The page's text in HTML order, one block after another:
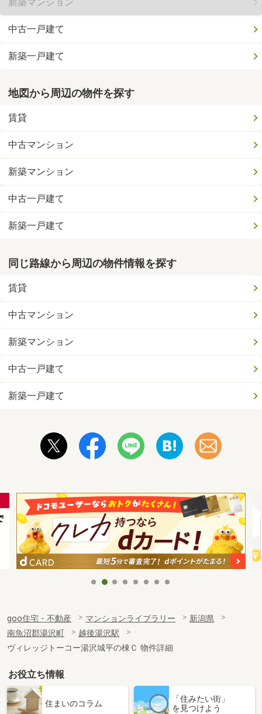
中古一戸建て
新築一戸建て
地図から周辺の物件を探す
賃貸
中古マンション
新築マンション
中古一戸建て
新築一戸建て
同じ路線から周辺の物件情報を探す
賃貸
中古マンション
新築マンション
中古一戸建て
新築一戸建て
goo住宅・不動産 マンションライブラリー
新潟県
南魚沼郡湯沢町
越後湯沢駅
ヴィレッジトーコー湯沢城平の棟Ｃ 物件詳細
お役立ち情報
住まいのコラム
「住みたい街」
を見つけよう